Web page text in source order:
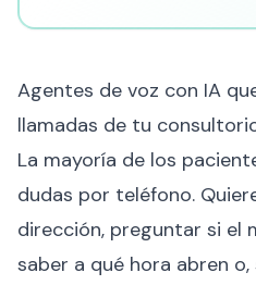
Agentes de voz con IA
llamadas de tu
La mayoría de los
dudas por teléfono.
dirección, preguntar si el
saber a qué hora abren